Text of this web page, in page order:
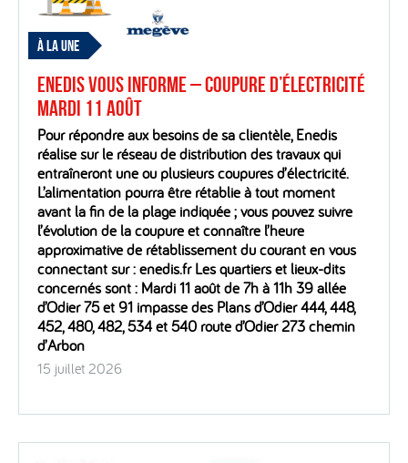
À LA UNE
Enedis vous informe – Coupure d’électricité
mardi 11 août
Pour répondre aux besoins de sa clientèle, Enedis
réalise sur le réseau de distribution des travaux qui
entraîneront une ou plusieurs coupures d’électricité.
L’alimentation pourra être rétablie à tout moment
avant la fin de la plage indiquée ; vous pouvez suivre
l’évolution de la coupure et connaître l’heure
approximative de rétablissement du courant en vous
connectant sur : enedis.fr Les quartiers et lieux-dits
concernés sont : Mardi 11 août de 7h à 11h 39 allée
d’Odier 75 et 91 impasse des Plans d’Odier 444, 448,
452, 480, 482, 534 et 540 route d’Odier 273 chemin
d’Arbon
15 juillet 2026